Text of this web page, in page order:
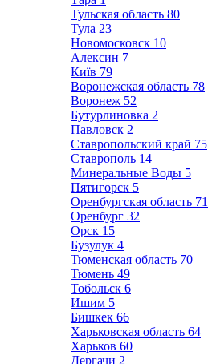
Тульская область 80
Тула 23
Новомосковск 10
Алексин 7
Київ 79
Воронежская область 78
Воронеж 52
Бутурлиновка 2
Павловск 2
Ставропольский край 75
Ставрополь 14
Минеральные Воды 5
Пятигорск 5
Оренбургская область 71
Оренбург 32
Орск 15
Бузулук 4
Тюменская область 70
Тюмень 49
Тобольск 6
Ишим 5
Бишкек 66
Харьковская область 64
Харьков 60
Дергачи 2